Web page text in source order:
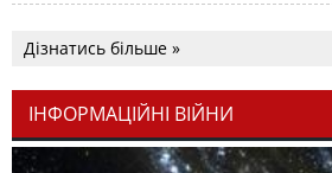
Дізнатись більше »
ІНФОРМАЦІЙНІ ВІЙНИ